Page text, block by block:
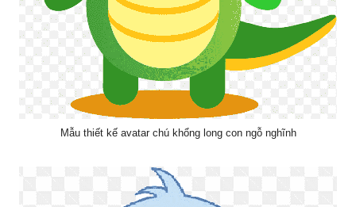
Mẫu thiết kế avatar chú khổng long con ngỗ nghĩnh